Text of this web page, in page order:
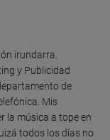
irundarra.
y Publicidad
de
Mis
la música a tope en
todos los días no